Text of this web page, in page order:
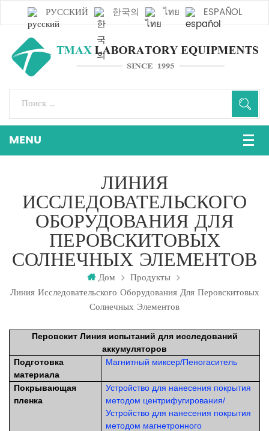
РУССКИЙ 한국의 ไทย ESPAÑOL
ЛИНИЯ
ИССЛЕДОВАТЕЛЬСКОГО
ОБОРУДОВАНИЯ ДЛЯ
ПЕРОВСКИТОВЫХ
СОЛНЕЧНЫХ ЭЛЕМЕНТОВ
Дом
Продукты
Линия Исследовательского Оборудования Для Перовскитовых
Солнечных Элементов
ПеровскитЛиния испытаний для исследований
аккумуляторов
Подготовка
материала
Магнитный миксер/Пеногаситель
Покрывающая
пленка
Устройство для нанесения покрытия
методом центрифугирования/
Устройство для нанесения покрытия
методом магнетронного